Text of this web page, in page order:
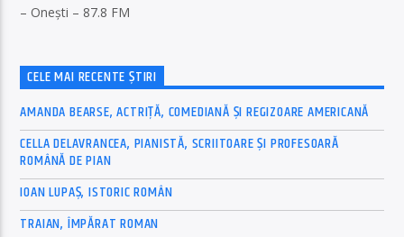
– Onești – 87.8 FM
CELE MAI RECENTE ȘTIRI
AMANDA BEARSE, ACTRIȚĂ, COMEDIANĂ ȘI REGIZOARE AMERICANĂ
CELLA DELAVRANCEA, PIANISTĂ, SCRIITOARE ȘI PROFESOARĂ
ROMÂNĂ DE PIAN
IOAN LUPAȘ, ISTORIC ROMÂN
TRAIAN, ÎMPĂRAT ROMAN